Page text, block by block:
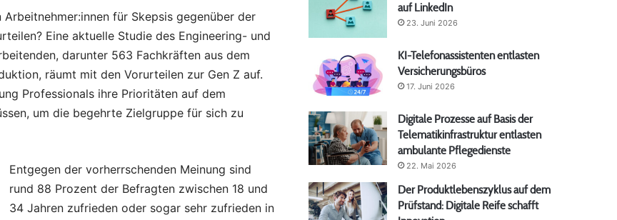
für Skepsis gegenüber der
Eine aktuelle Studie des Engineering- und
darunter 563 Fachkräften aus dem
räumt mit den Vorurteilen zur Gen Z auf.
Professionals ihre Prioritäten auf dem
um die begehrte Zielgruppe für sich zu
Entgegen der vorherrschenden Meinung sind
rund 88 Prozent der Befragten zwischen 18 und
34 Jahren zufrieden oder sogar sehr zufrieden in
auf LinkedIn
23. Juni 2026
KI-Telefonassistenten entlasten
Versicherungsbüros
17. Juni 2026
Digitale Prozesse auf Basis der
Telematikinfrastruktur entlasten
ambulante Pflegedienste
22. Mai 2026
Der Produktlebenszyklus auf dem
Prüfstand: Digitale Reife schafft